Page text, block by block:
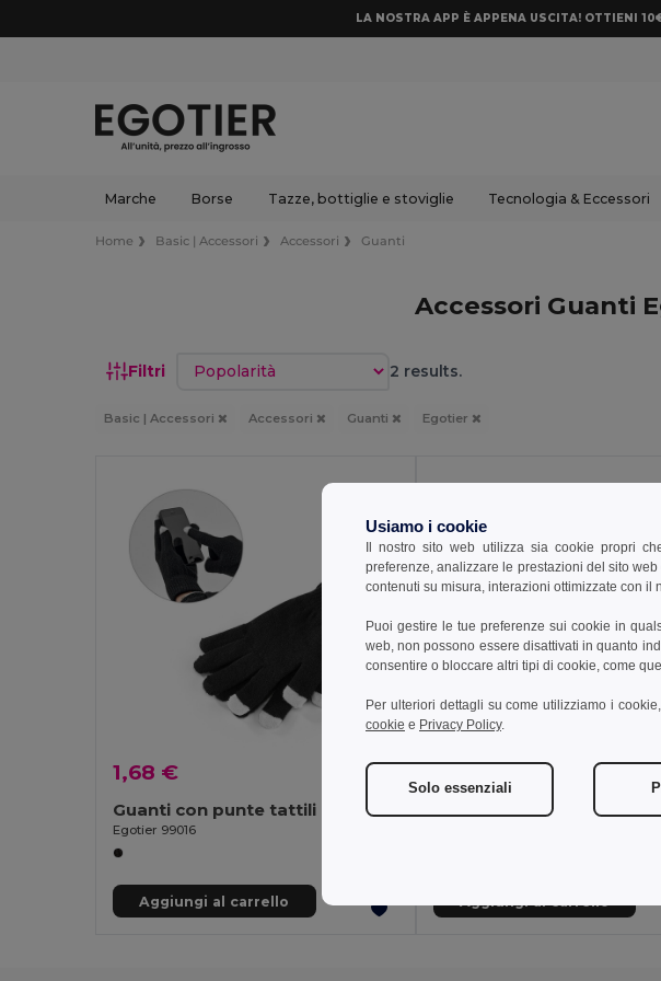
LA NOSTRA APP È APPENA USCITA! OTTIENI
Marche Borse Tazze, bottiglie e stoviglie Tecnologia & Eccessori
Home Basic | Accessori Accessori Guanti
Accessori Guanti
Filtri Ordina per 2 results.
Basic | Accessori Accessori Guanti Egotier
1,68 €
Guanti con punte tattili
Egotier 99016
Aggiungi al carrello
3,18 €
Usiamo i cookie
Il nostro sito web utilizza sia cookie propri
preferenze, analizzare le prestazioni del sito
contenuti su misura, interazioni ottimizzate con il
Puoi gestire le tue preferenze sui cookie in
web, non possono essere disattivati in quanto
consentire o bloccare altri tipi di cookie, come
Per ulteriori dettagli su come utilizziamo i
cookie e Privacy Policy.
Solo essenziali